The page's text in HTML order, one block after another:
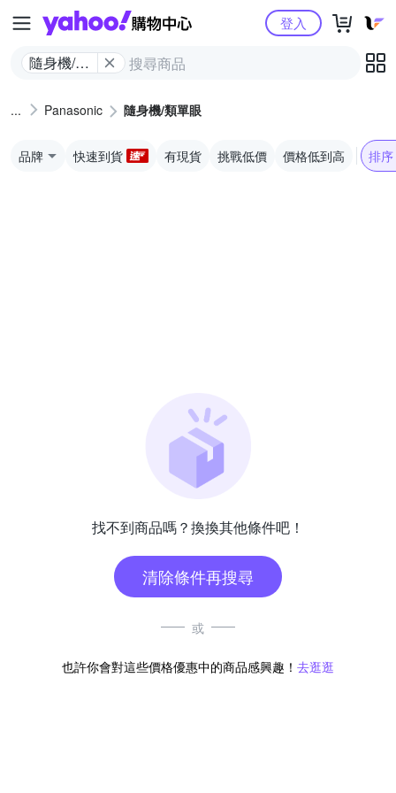
Yahoo購物中心
隨身機/類
登入
Panasonic 隨身機/類單眼
品牌 快速到貨 有現貨 挑戰低價 價格低到高 排序
找不到商品嗎？換換其他條件吧！
清除條件再搜尋
或
也許你會對這些價格優惠中的商品感興趣！ 去逛逛